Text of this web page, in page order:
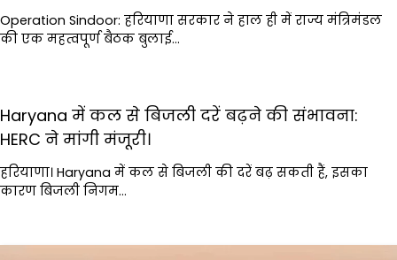
Operation Sindoor: हरियाणा सरकार ने हाल ही में राज्य मंत्रिमंडल
की एक महत्वपूर्ण बैठक बुलाई…
Haryana में कल से बिजली दरें बढ़ने की संभावना:
HERC ने मांगी मंजूरी।
हरियाणा। Haryana में कल से बिजली की दरें बढ़ सकती हैं, इसका
कारण बिजली निगम…